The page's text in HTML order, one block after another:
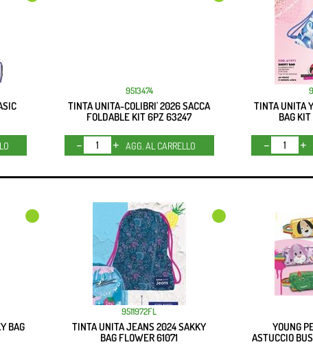
9513474
TINTA UNITA-COLIBRI' 2026 SACCA
FOLDABLE KIT 6PZ 63247
Quantità
AGG. AL CARRELLO
TINTA UNITA
BAG
BAG
9511972FL
TINTA UNITA JEANS 2024 SAKKY
BAG FLOWER 61071
YOUNG
ASTUCCIO